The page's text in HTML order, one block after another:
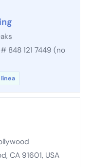
848 121 7449 (no
CA 91601, USA